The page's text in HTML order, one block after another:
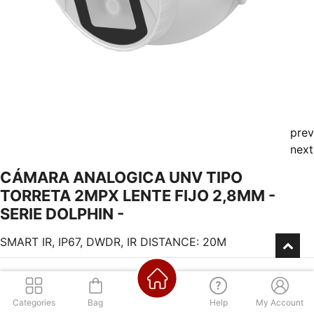
prev
next
CÁMARA ANALOGICA UNV TIPO
TORRETA 2MPX LENTE FIJO 2,8MM -
SERIE DOLPHIN -
SMART IR, IP67, DWDR, IR DISTANCE: 20M
SMART IR, IP67, DWDR, IR DISTANCE: 20M
Categories Bag Help My Account